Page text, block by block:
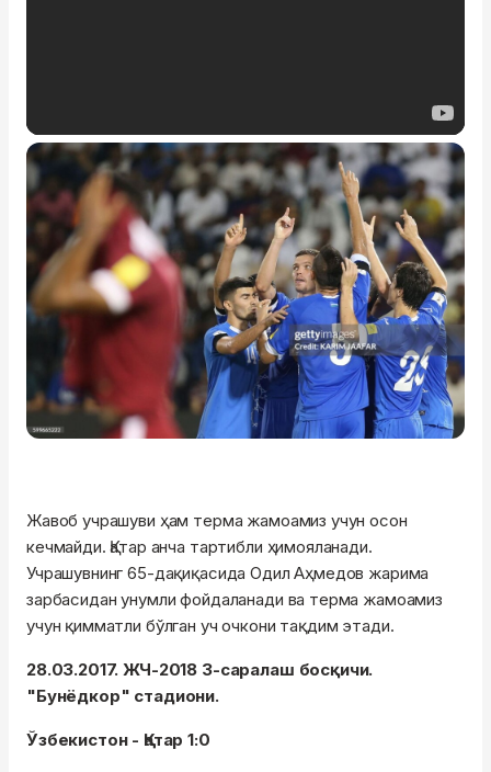
Жавоб учрашуви ҳам терма жамоамиз учун осон
кечмайди. Қатар анча тартибли ҳимояланади.
Учрашувнинг 65-дақиқасида Одил Аҳмедов жарима
зарбасидан унумли фойдаланади ва терма жамоамиз
учун қимматли бўлган уч очкони тақдим этади.
28.03.2017. ЖЧ-2018 3-саралаш босқичи.
"Бунёдкор" стадиони.
Ўзбекистон - Қатар 1:0